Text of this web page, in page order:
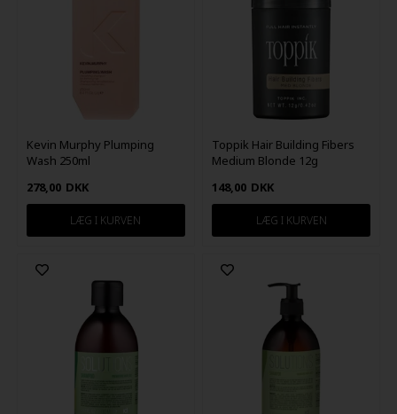
Kevin Murphy Plumping
Wash 250ml
278,00 DKK
Toppik Hair Building Fibers
Medium Blonde 12g
148,00 DKK